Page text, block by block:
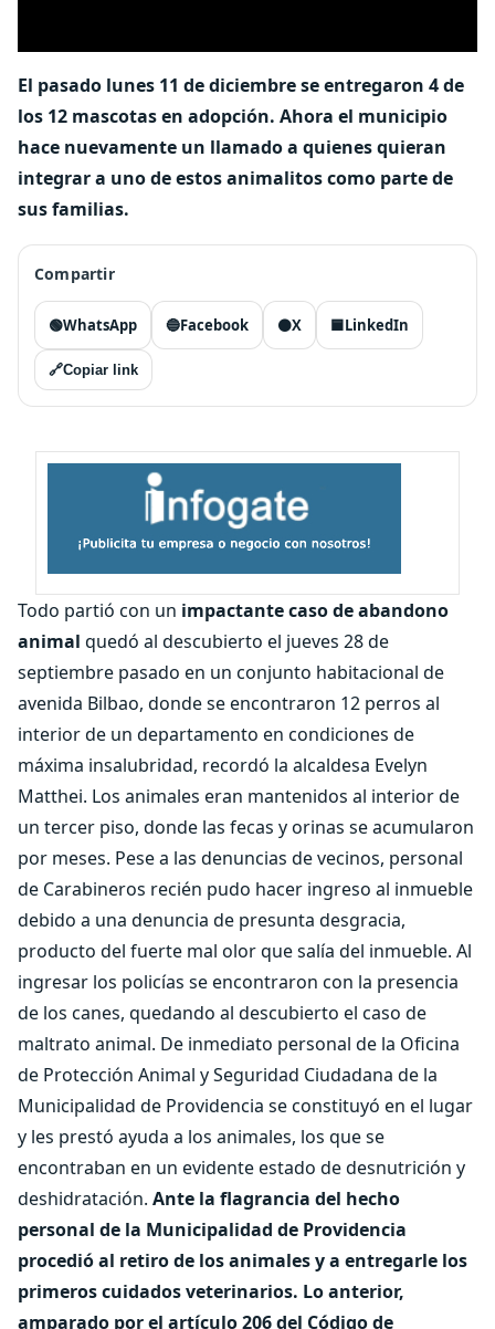
El pasado lunes 11 de diciembre se entregaron 4 de
los 12 mascotas en adopción. Ahora el municipio
hace nuevamente un llamado a quienes quieran
integrar a uno de estos animalitos como parte de
sus familias.
Compartir
🟢WhatsApp 🔵Facebook ⚫X 🟦LinkedIn
🔗Copiar link
Todo partió con un impactante caso de abandono
animal quedó al descubierto el jueves 28 de
septiembre pasado en un conjunto habitacional de
avenida Bilbao, donde se encontraron 12 perros al
interior de un departamento en condiciones de
máxima insalubridad, recordó la alcaldesa Evelyn
Matthei. Los animales eran mantenidos al interior de
un tercer piso, donde las fecas y orinas se acumularon
por meses. Pese a las denuncias de vecinos, personal
de Carabineros recién pudo hacer ingreso al inmueble
debido a una denuncia de presunta desgracia,
producto del fuerte mal olor que salía del inmueble. Al
ingresar los policías se encontraron con la presencia
de los canes, quedando al descubierto el caso de
maltrato animal. De inmediato personal de la Oficina
de Protección Animal y Seguridad Ciudadana de la
Municipalidad de Providencia se constituyó en el lugar
y les prestó ayuda a los animales, los que se
encontraban en un evidente estado de desnutrición y
deshidratación. Ante la flagrancia del hecho
personal de la Municipalidad de Providencia
procedió al retiro de los animales y a entregarle los
primeros cuidados veterinarios. Lo anterior,
amparado por el artículo 206 del Código de